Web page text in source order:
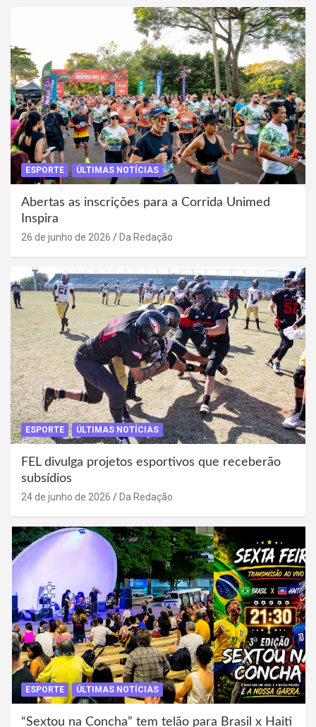
ESPORTE ÚLTIMAS NOTÍCIAS
Abertas as inscrições para a Corrida Unimed
Inspira
26 de junho de 2026 Da Redação
ESPORTE ÚLTIMAS NOTÍCIAS
FEL divulga projetos esportivos que receberão
subsídios
24 de junho de 2026 Da Redação
ESPORTE ÚLTIMAS NOTÍCIAS
“Sextou na Concha” tem telão para Brasil x Haiti